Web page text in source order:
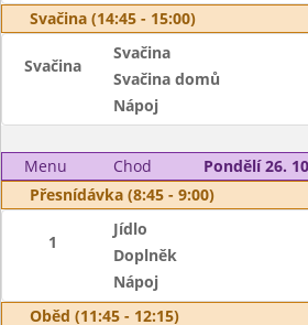
Svačina (14:45 - 15:00)
Svačina
Svačina
Svačina domů
Nápoj
Menu Chod
Pondělí 26.
Přesnídávka (8:45 - 9:00)
1
Jídlo
Doplněk
Nápoj
Oběd (11:45 - 12:15)